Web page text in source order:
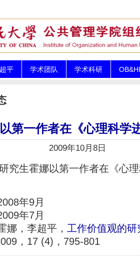
平 学术团队 学术科研
第一作者在《心理科学
2009年10月8日
究生霍娜以第一作者在《心
年9月
年7月
，李超平， 工作价值观的
，17 (4)，795-801